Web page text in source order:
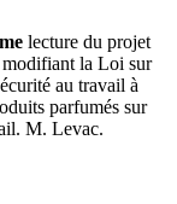
lecture du projet
la Loi sur
au travail à
parfumés sur
M. Levac.